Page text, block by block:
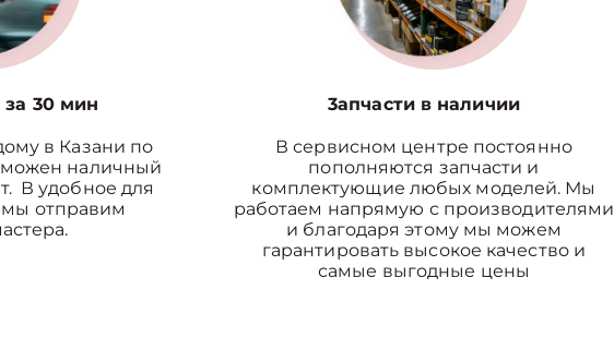
30 мин
в Казани по
наличный
В удобное для
мы отправим
3апчасти в наличии
В сервисном центре постоянно
пополняются запчасти и
комплектующие любых моделей. Мы
работаем напрямую с производителями
и благодаря этому мы можем
гарантировать высокое качество и
самые выгодные цены